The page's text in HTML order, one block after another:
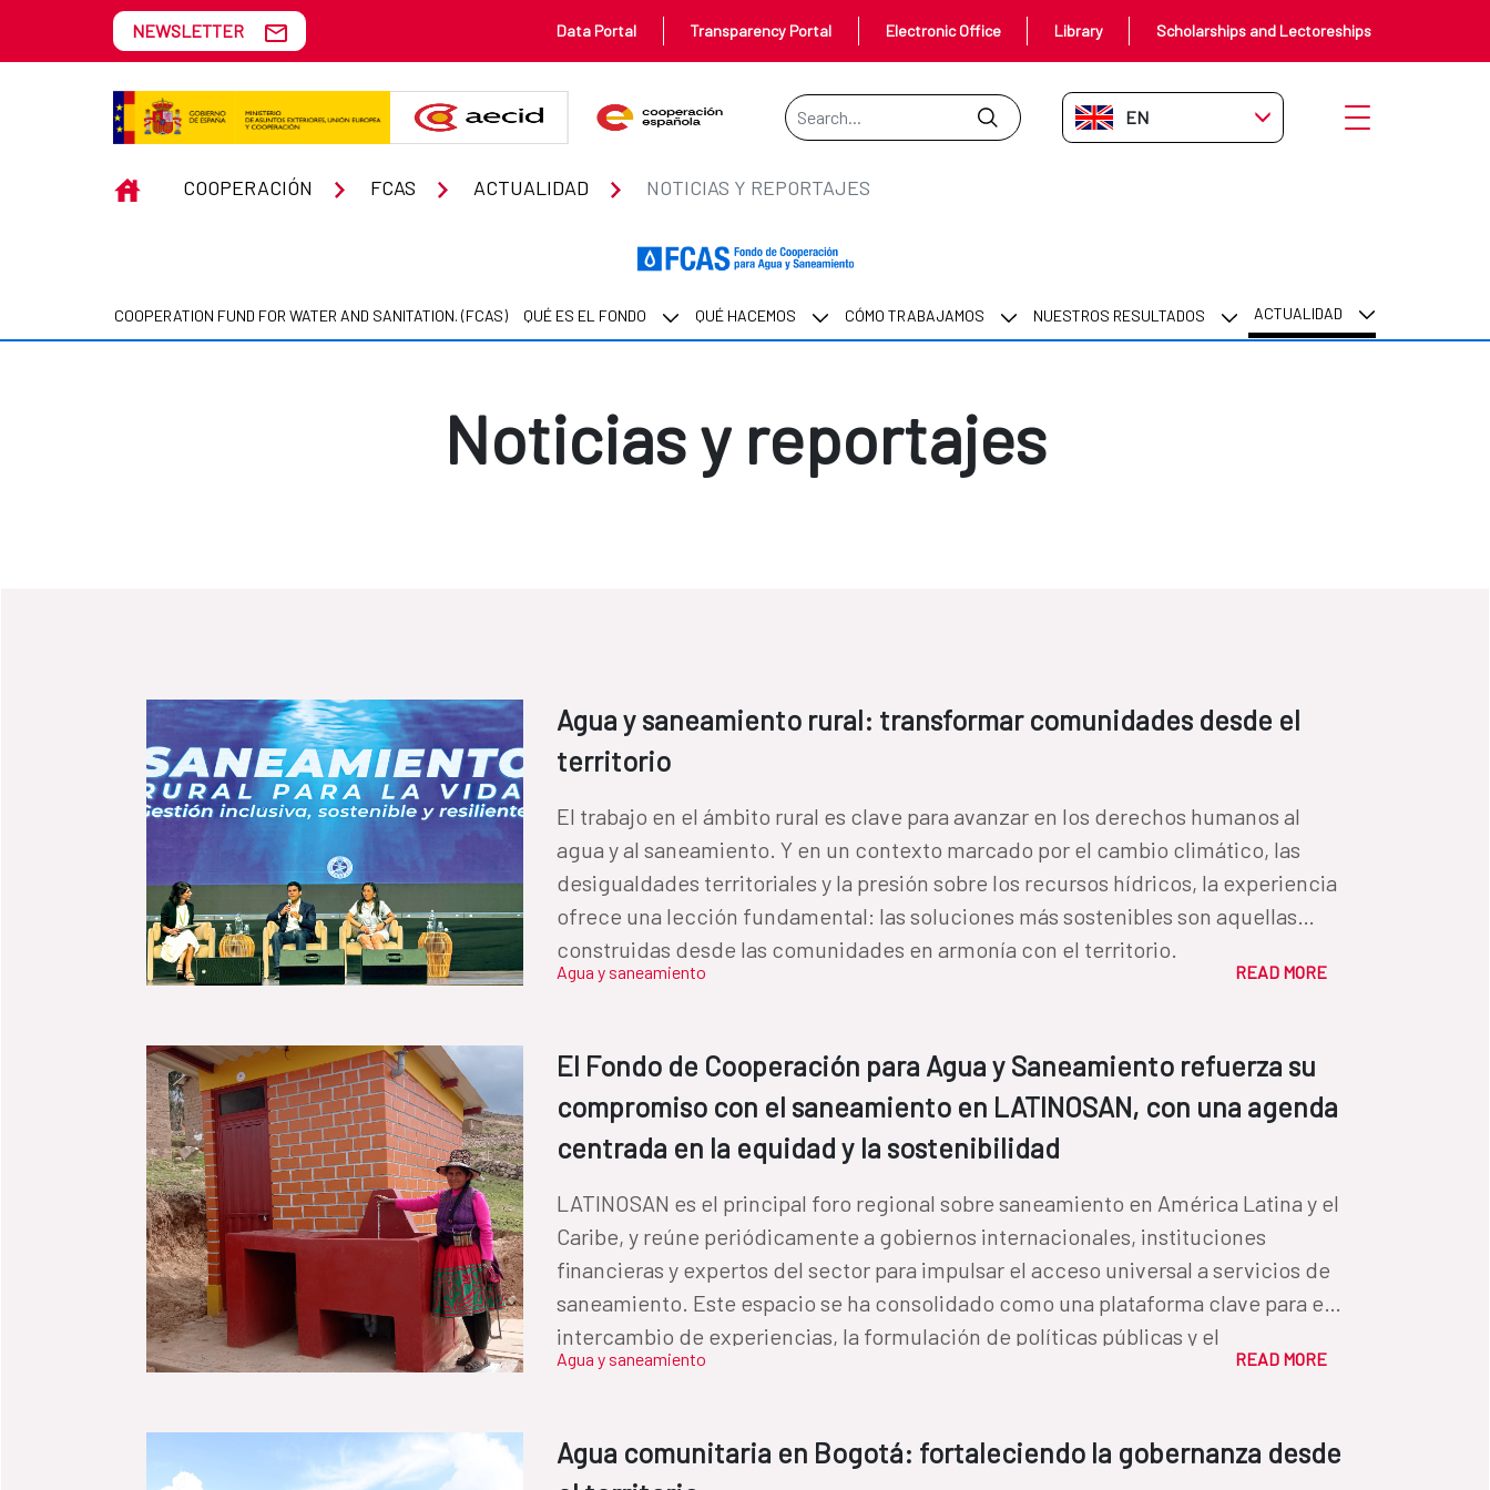
Skip to Main Content
Noticias y reportajes
NEWSLETTER Data Portal Transparency Portal Electronic Office Library Scholarships and Lectoreships
Search Bar
EN-GB Open menu
INICIOCOOPERACIÓN FCAS ACTUALIDAD NOTICIAS Y REPORTAJES
COOPERATION FUND FOR WATER AND SANITATION. (FCAS) QUÉ ES EL FONDO QUÉ HACEMOS CÓMO TRABAJAMOS NUESTROS RESULTADOS ACTUALIDAD
Noticias y reportajes
Agua y saneamiento rural: transformar comunidades desde el
territorio
El trabajo en el ámbito rural es clave para avanzar en los derechos humanos al
agua y al saneamiento. Y en un contexto marcado por el cambio climático, las
desigualdades territoriales y la presión sobre los recursos hídricos, la experiencia
ofrece una lección fundamental: las soluciones más sostenibles son aquellas
construidas desde las comunidades en armonía con el territorio.
Agua y saneamiento READ MORE
El Fondo de Cooperación para Agua y Saneamiento refuerza su
compromiso con el saneamiento en LATINOSAN, con una agenda
centrada en la equidad y la sostenibilidad
LATINOSAN es el principal foro regional sobre saneamiento en América Latina y el
Caribe, y reúne periódicamente a gobiernos internacionales, instituciones
financieras y expertos del sector para impulsar el acceso universal a servicios de
saneamiento. Este espacio se ha consolidado como una plataforma clave para el
intercambio de experiencias, la formulación de políticas públicas y el
fortalecimiento de la cooperación regional, con especial atención a la reducción
Dominicana y se estructurará en torno a cinco ejes: 1) Saneamiento
Agua y saneamiento READ MORE
Agua comunitaria en Bogotá: fortaleciendo la gobernanza desde